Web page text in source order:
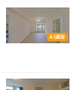
AI講房